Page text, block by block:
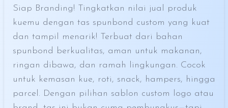
Siap Branding! Tingkatkan nilai jual produk
kuemu dengan tas spunbond custom yang kuat
dan tampil menarik! Terbuat dari bahan
spunbond berkualitas, aman untuk makanan,
ringan dibawa, dan ramah lingkungan. Cocok
untuk kemasan kue, roti, snack, hampers, hingga
parcel. Dengan pilihan sablon custom logo atau